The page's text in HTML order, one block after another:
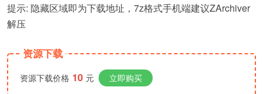
提示: 隐藏区域即为下载地址，7z格式手机端建议ZArchiver
解压
资源下载
资源下载价格 10 元 立即购买